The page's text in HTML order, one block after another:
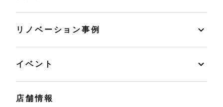
リノベーション事例
イベント
店舗情報